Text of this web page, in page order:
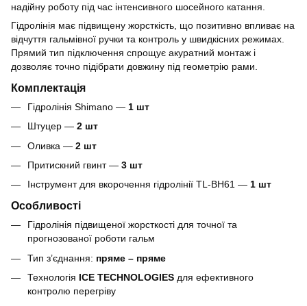
надійну роботу під час інтенсивного шосейного катання.
Гідролінія має підвищену жорсткість, що позитивно впливає на
відчуття гальмівної ручки та контроль у швидкісних режимах.
Прямий тип підключення спрощує акуратний монтаж і
дозволяє точно підібрати довжину під геометрію рами.
Комплектація
Гідролінія Shimano — 1 шт
Штуцер — 2 шт
Оливка — 2 шт
Притискний гвинт — 3 шт
Інструмент для вкорочення гідролінії TL-BH61 — 1 шт
Особливості
Гідролінія підвищеної жорсткості для точної та
прогнозованої роботи гальм
Тип з’єднання: пряме – пряме
Технологія ICE TECHNOLOGIES для ефективного
контролю перегріву